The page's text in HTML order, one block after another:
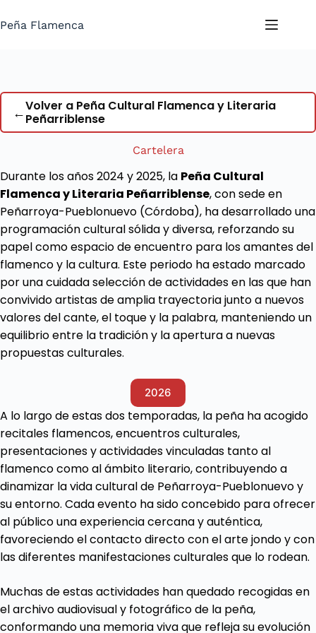
al
Peña Flamenca
←Volver a Peña Cultural Flamenca y Literaria
Peñarriblense
Cartelera
Durante los años 2024 y 2025, la Peña Cultural
Flamenca y Literaria Peñarriblense, con sede en
Peñarroya-Pueblonuevo (Córdoba), ha desarrollado una
programación cultural sólida y diversa, reforzando su
papel como espacio de encuentro para los amantes del
flamenco y la cultura. Este periodo ha estado marcado
por una cuidada selección de actividades en las que han
convivido artistas de amplia trayectoria junto a nuevos
valores del cante, el toque y la palabra, manteniendo un
equilibrio entre la tradición y la apertura a nuevas
propuestas culturales.
2026
A lo largo de estas dos temporadas, la peña ha acogido
recitales flamencos, encuentros culturales,
presentaciones y actividades vinculadas tanto al
flamenco como al ámbito literario, contribuyendo a
dinamizar la vida cultural de Peñarroya-Pueblonuevo y
su entorno. Cada evento ha sido concebido para ofrecer
al público una experiencia cercana y auténtica,
favoreciendo el contacto directo con el arte jondo y con
las diferentes manifestaciones culturales que lo rodean.
Muchas de estas actividades han quedado recogidas en
el archivo audiovisual y fotográfico de la peña,
conformando una memoria viva que refleja su evolución